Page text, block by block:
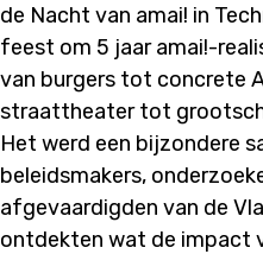
de Nacht van amai! in
feest om 5 jaar amai!-
van burgers tot concrete
straattheater tot
Het werd een bijzondere
beleidsmakers,
afgevaardigden van de
ontdekten wat de impact